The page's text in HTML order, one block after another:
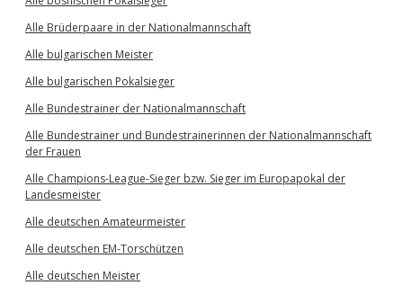
Alle Brüderpaare in der Nationalmannschaft
Alle bulgarischen Meister
Alle bulgarischen Pokalsieger
Alle Bundestrainer der Nationalmannschaft
Alle Bundestrainer und Bundestrainerinnen der Nationalmannschaft
der Frauen
Alle Champions-League-Sieger bzw. Sieger im Europapokal der
Landesmeister
Alle deutschen Amateurmeister
Alle deutschen EM-Torschützen
Alle deutschen Meister